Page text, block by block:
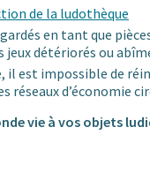
de la ludothèque
en tant que
détériorés ou
il est impossible de
réseaux d’économie
vie à vos objets